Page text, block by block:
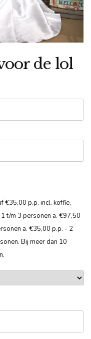
de lol
€35,00 p.p. incl. koffie,
t/m 3 personen a. €97,50
a. €35,00 p.p. - 2
Bij meer dan 10